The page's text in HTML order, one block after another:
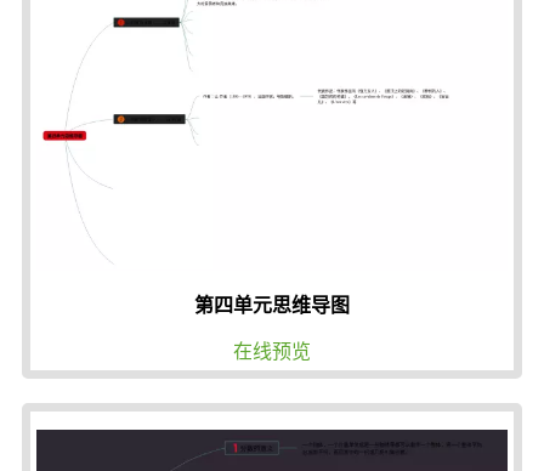
第四单元思维导图
在线预览